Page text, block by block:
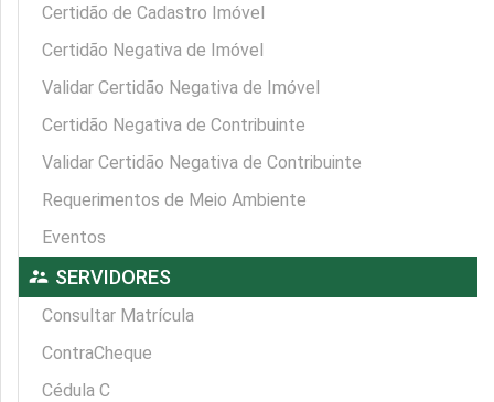
Certidão de Cadastro Imóvel
Certidão Negativa de Imóvel
Validar Certidão Negativa de Imóvel
Certidão Negativa de Contribuinte
Validar Certidão Negativa de Contribuinte
Requerimentos de Meio Ambiente
Eventos
supervisor_account SERVIDORES
Consultar Matrícula
ContraCheque
Cédula C